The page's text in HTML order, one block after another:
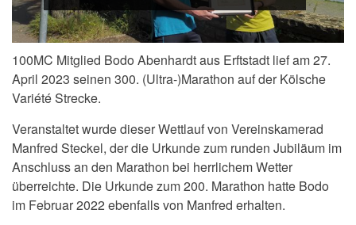
100MC Mitglied Bodo Abenhardt aus Erftstadt lief am 27.
April 2023 seinen 300. (Ultra-)Marathon auf der Kölsche
Variété Strecke.
Veranstaltet wurde dieser Wettlauf von Vereinskamerad
Manfred Steckel, der die Urkunde zum runden Jubiläum im
Anschluss an den Marathon bei herrlichem Wetter
überreichte. Die Urkunde zum 200. Marathon hatte Bodo
im Februar 2022 ebenfalls von Manfred erhalten.